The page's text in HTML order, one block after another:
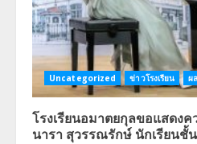
Uncategorized ข่าวโรงเรียน ผ
โรงเรียนอมาตยกุลขอแสดง
นารา สุวรรณรักษ์ นักเรียนชั้